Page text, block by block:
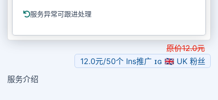
服务异常可跟进处理
原价12.0元
12.0元/50个 Ins推广 ɪɢ 🇬🇧 UK 粉丝
服务介绍